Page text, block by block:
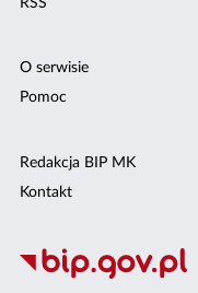
O serwisie
Pomoc
Redakcja BIP MK
Kontakt